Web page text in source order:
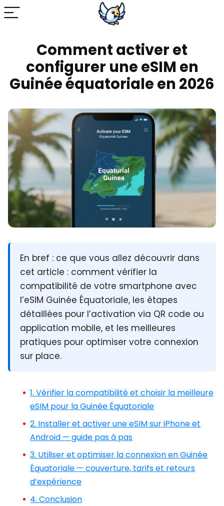
Comment activer et
configurer une eSIM en
Guinée équatoriale en 2026
En bref : ce que vous allez découvrir dans
cet article : comment vérifier la
compatibilité de votre smartphone avec
l’eSIM Guinée Équatoriale, les étapes
détaillées pour l’activation via QR code ou
application mobile, et les meilleures
pratiques pour optimiser votre connexion
sur place.
1. Vérifier la compatibilité et choisir la meilleure
eSIM pour la Guinée Équatoriale
2. Installer et activer une eSIM sur iPhone et
Android — guide pas à pas
3. Utiliser et optimiser la connexion en Guinée
Équatoriale — couverture, tarifs et retours
d’expérience
4. Conclusion